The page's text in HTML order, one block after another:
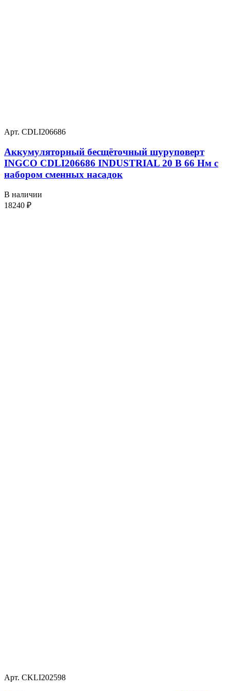
Арт. CDLI206686
Аккумуляторный бесщёточный шуруповерт
INGCO CDLI206686 INDUSTRIAL 20 В 66 Нм с
набором сменных насадок
В наличии
18240 ₽
Арт. CKLI202598